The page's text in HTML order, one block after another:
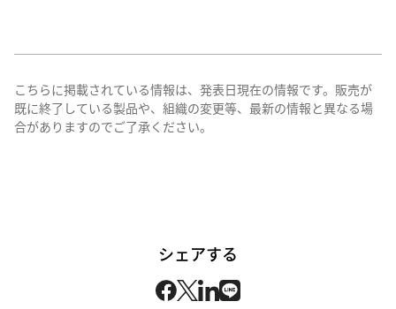
こちらに掲載されている情報は、発表日現在の情報です。販売が
既に終了している製品や、組織の変更等、最新の情報と異なる場
合がありますのでご了承ください。
シェアする